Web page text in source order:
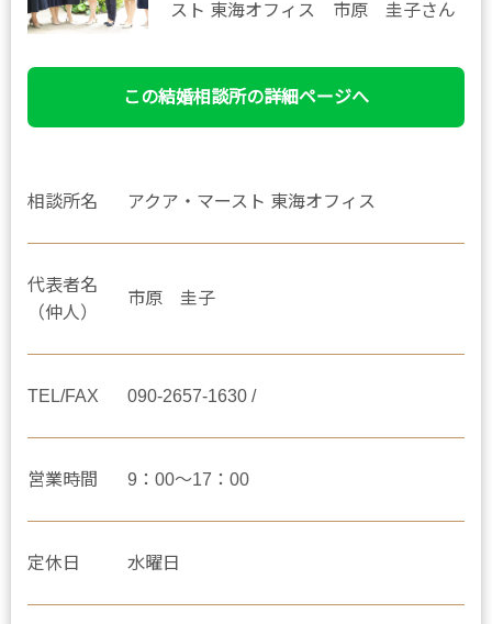
スト 東海オフィス 市原 圭子さん
この結婚相談所の詳細ページへ
相談所名 アクア・マースト 東海オフィス
代表者名
（仲人）
市原 圭子
TEL/FAX 090-2657-1630 /
営業時間 9：00～17：00
定休日 水曜日